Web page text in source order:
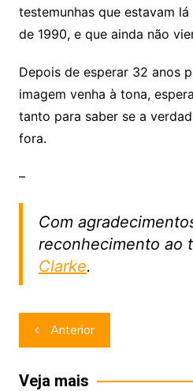
testemunhas que estavam
de 1990, e que ainda não
Depois de esperar 32 anos
imagem venha à tona,
tanto para saber se a
fora.
–
Com
reconhecimento ao
Clarke.
Navegação
de
Post
Anterior
Veja mais